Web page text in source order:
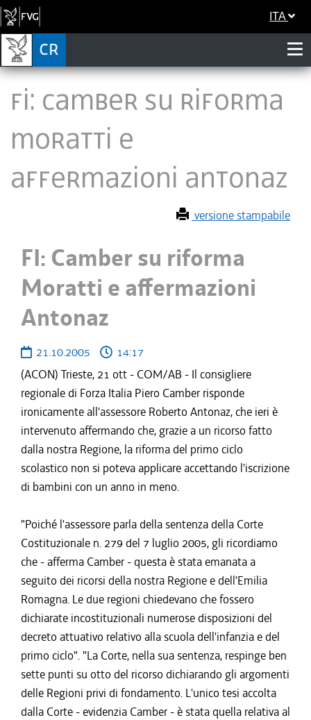
ITA
FI: Camber su riforma
Moratti e
affermazioni Antonaz
versione stampabile
FI: Camber su riforma
Moratti e affermazioni
Antonaz
21.10.2005
14:17
(ACON) Trieste, 21 ott - COM/AB - Il consigliere
regionale di Forza Italia Piero Camber risponde
ironicamente all'assessore Roberto Antonaz, che ieri è
intervenuto affermando che, grazie a un ricorso fatto
dalla nostra Regione, la riforma del primo ciclo
scolastico non si poteva applicare accettando l'iscrizione
di bambini con un anno in meno.
"Poiché l'assessore parla della sentenza della Corte
Costituzionale n. 279 del 7 luglio 2005, gli ricordiamo
che - afferma Camber - questa è stata emanata a
seguito dei ricorsi della nostra Regione e dell'Emilia
Romagna. Le due regioni chiedevano che fossero
dichiarate incostituzionali numerose disposizioni del
decreto attuativo relativo alla scuola dell'infanzia e del
primo ciclo". "La Corte, nella sua sentenza, respinge ben
sette punti su otto del ricorso dichiarando gli argomenti
delle Regioni privi di fondamento. L'unico tesi accolta
dalla Corte - evidenzia Camber - è stata quella relativa al